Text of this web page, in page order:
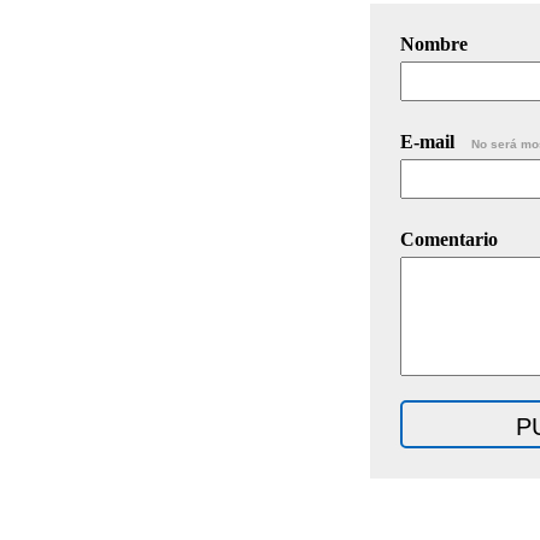
Nombre
E-mail No será
Comentario